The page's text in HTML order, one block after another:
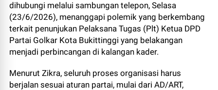
dihubungi melalui sambungan telepon, Selasa
(23/6/2026), menanggapi polemik yang berkembang
terkait penunjukan Pelaksana Tugas (Plt) Ketua DPD
Partai Golkar Kota Bukittinggi yang belakangan
menjadi perbincangan di kalangan kader.
Menurut Zikra, seluruh proses organisasi harus
berjalan sesuai aturan partai, mulai dari AD/ART,